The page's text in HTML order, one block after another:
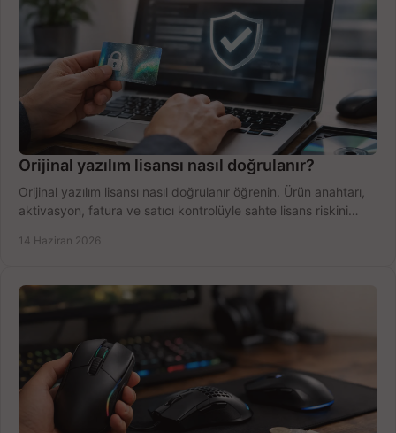
Orijinal yazılım lisansı nasıl doğrulanır?
Orijinal yazılım lisansı nasıl doğrulanır öğrenin. Ürün anahtarı,
aktivasyon, fatura ve satıcı kontrolüyle sahte lisans riskini
14 Haziran 2026